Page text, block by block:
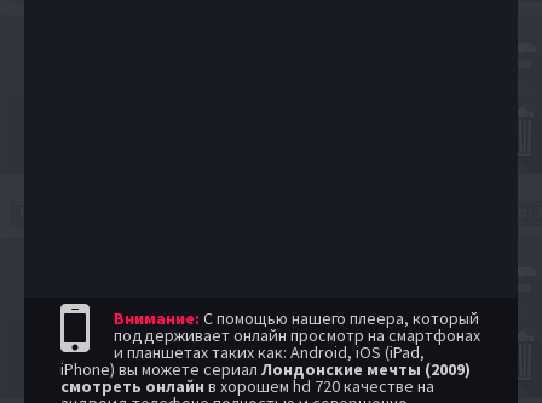
Внимание: С помощью нашего плеера, который
поддерживает онлайн просмотр на смартфонах
и планшетах таких как: Android, iOS (iPad,
iPhone) вы можете сериал Лондонские мечты (2009)
смотреть онлайн в хорошем hd 720 качестве на